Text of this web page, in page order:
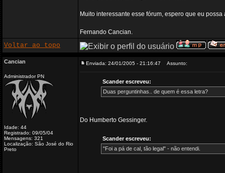
Muito interessante esse fórum, espero que eu possa
Fernando Cancian.
Voltar ao topo
Cancian
Administrador PN
Idade: 44
Registrado: 09/05/04
Mensagens: 321
Localização: São José do Rio
Preto
Enviada: 24/01/2005 - 21:16:47 Assunto:
Scander escreveu:
Duas perguntinhas.. de quem é essa letra?
Do Humberto Gessinger.
Scander escreveu:
"Foi a pá de cal, tão legal" - não entendi.